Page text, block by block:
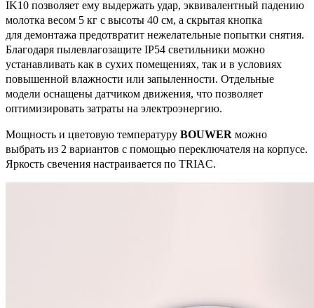
IK10 позволяет ему выдержать удар, эквивалентный падению
молотка весом 5 кг с высоты 40 см, а скрытая кнопка
для демонтажа предотвратит нежелательные попытки снятия.
Благодаря пылевлагозащите IP54 светильники можно
устанавливать как в сухих помещениях, так и в условиях
повышенной влажности или запыленности. Отдельные
модели оснащены датчиком движения, что позволяет
оптимизировать затраты на электроэнергию.
Мощность и цветовую температуру BOUWER можно
выбрать из 2 вариантов с помощью переключателя на корпусе.
Яркость свечения настраивается по TRIAC.